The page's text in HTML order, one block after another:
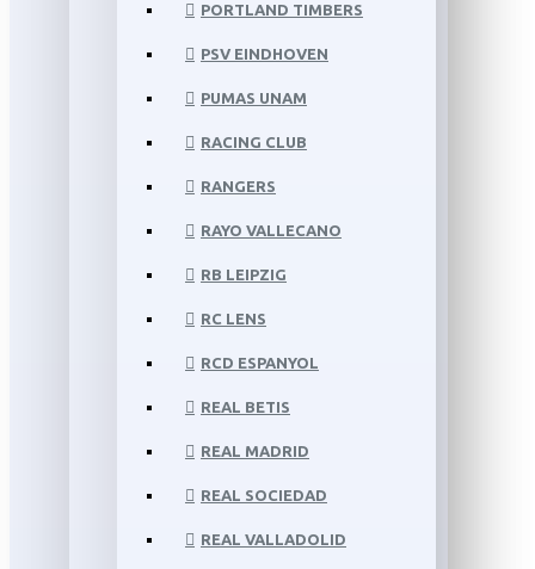
PORTLAND TIMBERS
PSV EINDHOVEN
PUMAS UNAM
RACING CLUB
RANGERS
RAYO VALLECANO
RB LEIPZIG
RC LENS
RCD ESPANYOL
REAL BETIS
REAL MADRID
REAL SOCIEDAD
REAL VALLADOLID